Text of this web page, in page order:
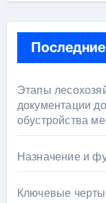
Этапы
документации
обустройства
Назначение и
Ключевые